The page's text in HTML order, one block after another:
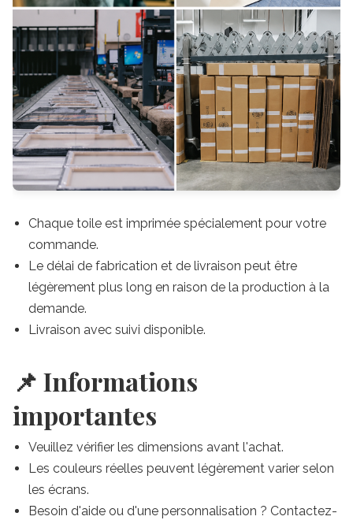
Chaque toile est imprimée spécialement pour votre
commande.
Le délai de fabrication et de livraison peut être
légèrement plus long en raison de la production à la
demande.
Livraison avec suivi disponible.
📌 Informations
importantes
Veuillez vérifier les dimensions avant l'achat.
Les couleurs réelles peuvent légèrement varier selon
les écrans.
Besoin d'aide ou d'une personnalisation ? Contactez-